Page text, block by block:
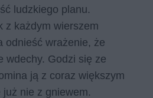
ludzkiego planu.
z każdym wierszem
odnieść wrażenie, że
wdechy. Godzi się ze
ją z coraz większym
nie z gniewem.